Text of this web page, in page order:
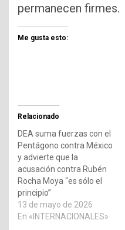
permanecen firmes.
Me gusta esto:
Relacionado
DEA suma fuerzas con el
Pentágono contra México
y advierte que la
acusación contra Rubén
Rocha Moya “es sólo el
principio”
13 de mayo de 2026
En «INTERNACIONALES»